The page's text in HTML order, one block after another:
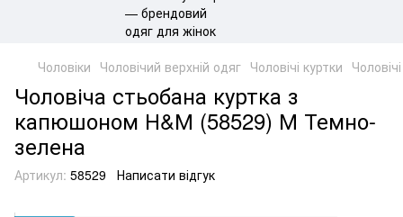
Чоловіки Чоловічий верхній одяг Чоловічі куртки
Чоловіча стьобана куртка з
капюшоном Н&М (58529) М Темно-
зелена
Артикул: 58529 Написати відгук